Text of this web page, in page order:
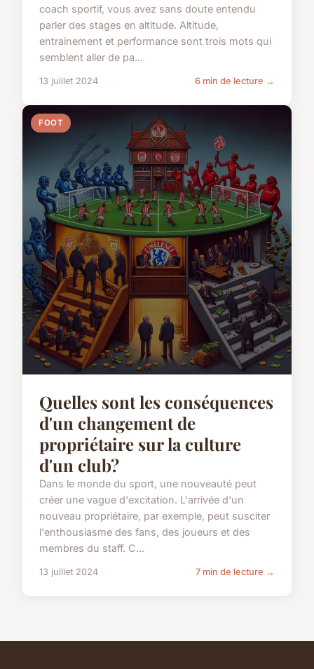
coach sportif, vous avez sans doute entendu
parler des stages en altitude. Altitude,
entrainement et performance sont trois mots qui
semblent aller de pa...
13 juillet 2024 6 min de lecture →
FOOT
Quelles sont les conséquences
d'un changement de
propriétaire sur la culture
d'un club?
Dans le monde du sport, une nouveauté peut
créer une vague d'excitation. L'arrivée d'un
nouveau propriétaire, par exemple, peut susciter
l'enthousiasme des fans, des joueurs et des
membres du staff. C...
13 juillet 2024 7 min de lecture →